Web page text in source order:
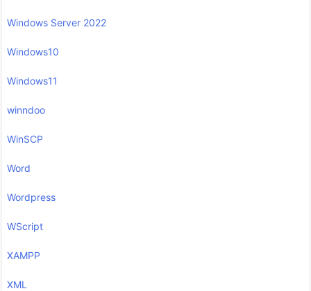
Windows Server 2022
Windows10
Windows11
winndoo
WinSCP
Word
Wordpress
WScript
XAMPP
XML